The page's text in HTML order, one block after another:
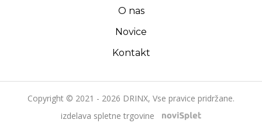
O nas
Novice
Kontakt
Copyright © 2021 - 2026 DRINX, Vse pravice pridržane.
izdelava spletne trgovine